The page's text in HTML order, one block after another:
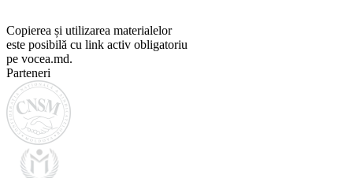
Copierea și utilizarea materialelor
este posibilă cu link activ obligatoriu
pe vocea.md.
Parteneri